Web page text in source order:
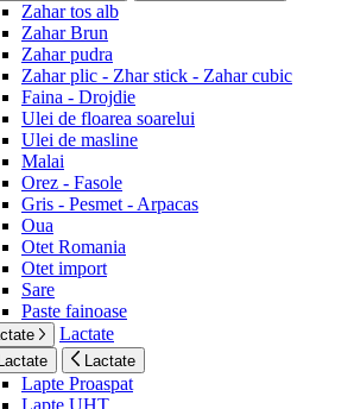
Zahar tos alb
Zahar Brun
Zahar pudra
Zahar plic - Zhar stick - Zahar cubic
Faina - Drojdie
Ulei de floarea soarelui
Ulei de masline
Malai
Orez - Fasole
Gris - Pesmet - Arpacas
Oua
Otet Romania
Otet import
Sare
Paste fainoase
Lactate
Lactate Lactate
Lapte Proaspat